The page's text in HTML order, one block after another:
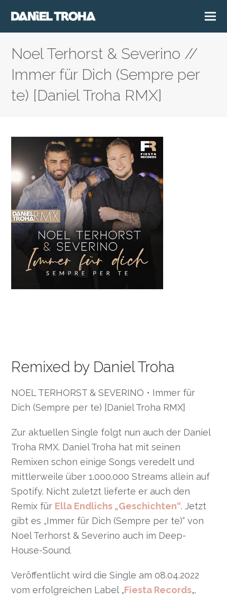
Noel Terhorst & Severino //
Immer für Dich (Sempre per
te) [Daniel Troha RMX]
Remixed by Daniel Troha
NOEL TERHORST & SEVERINO • Immer für
Dich (Sempre per te) [Daniel Troha RMX]
Zur aktuellen Single folgt nun auch der Daniel
Troha RMX. Daniel Troha hat mit seinen
Remixen schon einige Songs veredelt und
mittlerweile über 1.000.000 Streams allein auf
Spotify. Nicht zuletzt lieferte er auch den
Remix für Ella Endlichs „Geschichten“. Jetzt
gibt es „Immer für Dich (Sempre per te)“ von
Noel Terhorst & Severino auch im Deep-
House-Sound.
Veröffentlicht wird die Single am 08.04.2022
vom erfolgreichen Label „Fiesta Records„.